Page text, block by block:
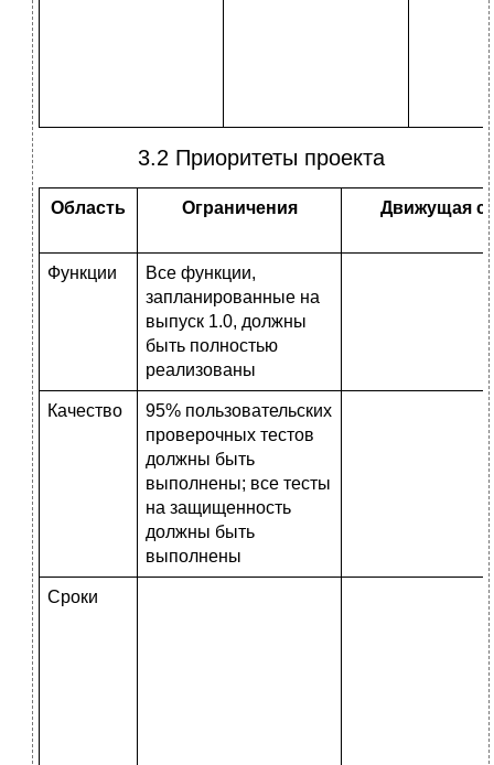
3.2 Приоритеты проекта
Область Ограничения Движущая
Функции
Все функции,
запланированные на
выпуск 1.0, должны
быть полностью
реализованы
Качество
95% пользовательских
проверочных тестов
должны быть
выполнены; все тесты
на защищенность
должны быть
выполнены
Сроки